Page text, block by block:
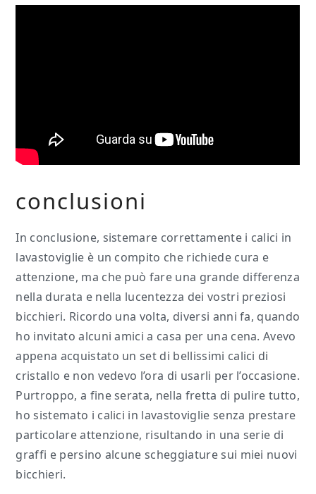
conclusioni
In conclusione, sistemare correttamente i calici in
lavastoviglie è un compito che richiede cura e
attenzione, ma che può fare una grande differenza
nella durata e nella lucentezza dei vostri preziosi
bicchieri. Ricordo una volta, diversi anni fa, quando
ho invitato alcuni amici a casa per una cena. Avevo
appena acquistato un set di bellissimi calici di
cristallo e non vedevo l’ora di usarli per l’occasione.
Purtroppo, a fine serata, nella fretta di pulire tutto,
ho sistemato i calici in lavastoviglie senza prestare
particolare attenzione, risultando in una serie di
graffi e persino alcune scheggiature sui miei nuovi
bicchieri.